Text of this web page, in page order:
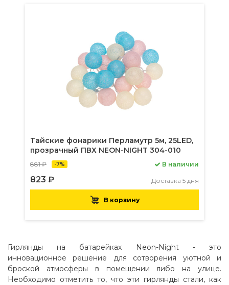
Тайские фонарики Перламутр 5м, 25LED,
прозрачный ПВХ NEON-NIGHT 304-010
881 ₽ -7%
823 ₽
В наличии
Доставка 5 дня
В корзину
Гирлянды на батарейках Neon-Night - это
инновационное решение для сотворения уютной и
броской атмосферы в помещении либо на улице.
Необходимо отметить то, что эти гирлянды стали, как